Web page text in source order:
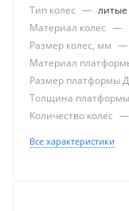
Тип колес — литые
Материал колес —
Размер колес, мм —
Материал
Размер платформы
Толщина
Количество колес —
Все характеристики